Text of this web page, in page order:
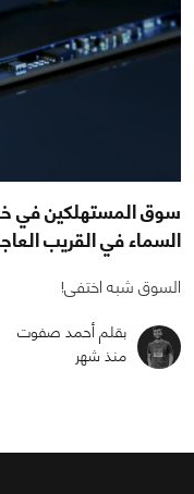
السماء في القريب
السوق شبه اختفى!
بقلم أحمد صفوت
منذ شهر